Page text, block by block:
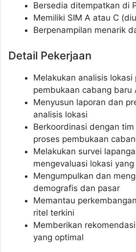
Bersedia ditempatkan di
Memiliki SIM A atau C
Berpenampilan menarik
Detail Pekerjaan
Melakukan analisis
pembukaan cabang baru
Menyusun laporan dan
analisis lokasi
Berkoordinasi dengan
proses pembukaan
Melakukan survei
mengevaluasi lokasi
Mengumpulkan dan
demografis dan pasar
Memantau
ritel terkini
Memberikan
yang optimal